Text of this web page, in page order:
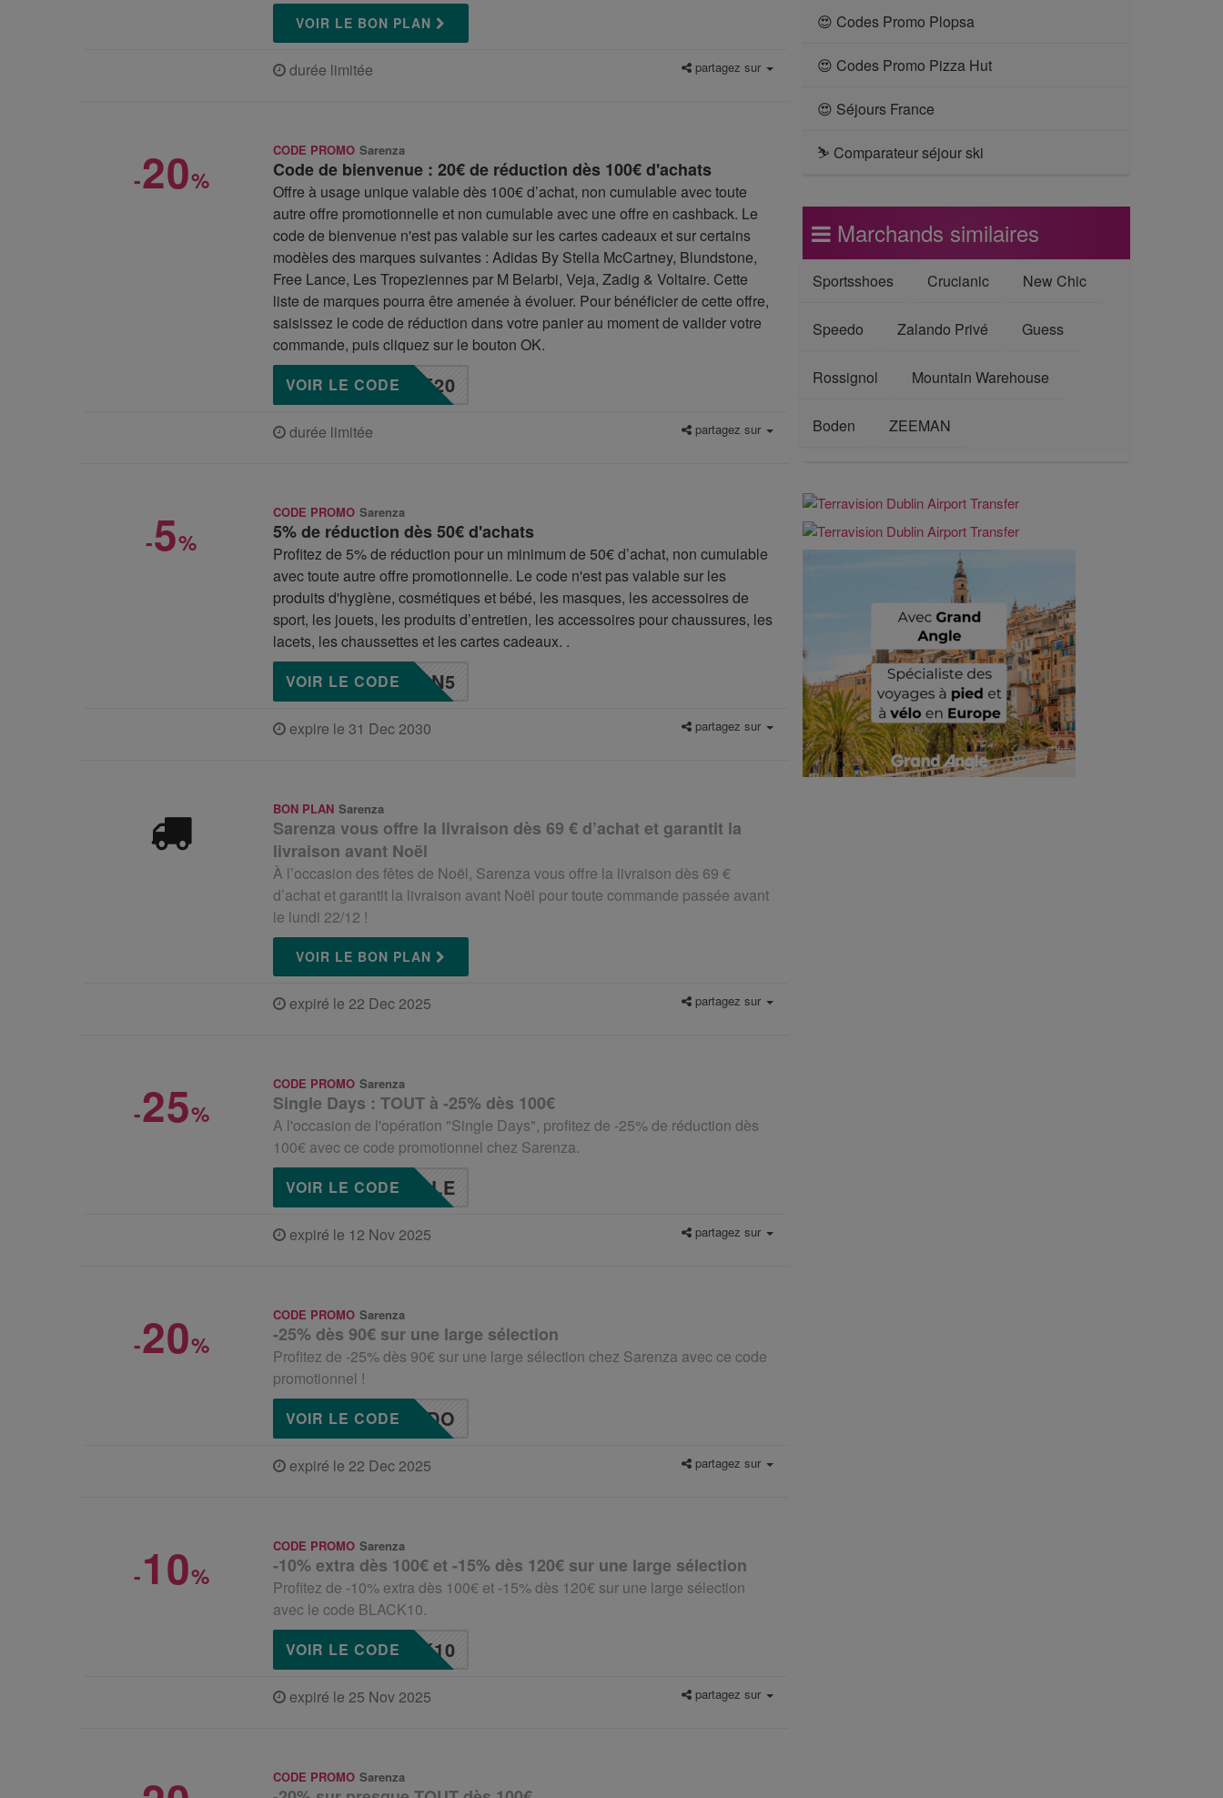
VOIR LE BON PLAN
durée limitée partagez sur
-20%
CODE PROMO Sarenza
Code de bienvenue : 20€ de réduction dès 100€ d'achats
Offre à usage unique valable dès 100€ d’achat, non cumulable avec toute
autre offre promotionnelle et non cumulable avec une offre en cashback. Le
code de bienvenue n'est pas valable sur les cartes cadeaux et sur certains
modèles des marques suivantes : Adidas By Stella McCartney, Blundstone,
Free Lance, Les Tropeziennes par M Belarbi, Veja, Zadig & Voltaire. Cette
liste de marques pourra être amenée à évoluer. Pour bénéficier de cette offre,
saisissez le code de réduction dans votre panier au moment de valider votre
commande, puis cliquez sur le bouton OK.
E20
VOIR LE CODE
durée limitée partagez sur
-5%
CODE PROMO Sarenza
5% de réduction dès 50€ d'achats
Profitez de 5% de réduction pour un minimum de 50€ d’achat, non cumulable
avec toute autre offre promotionnelle. Le code n'est pas valable sur les
produits d'hygiène, cosmétiques et bébé, les masques, les accessoires de
sport, les jouets, les produits d’entretien, les accessoires pour chaussures, les
lacets, les chaussettes et les cartes cadeaux. .
ON5
VOIR LE CODE
expire le 31 Dec 2030 partagez sur
BON PLAN Sarenza
Sarenza vous offre la livraison dès 69 € d’achat et garantit la
livraison avant Noël
À l’occasion des fêtes de Noël, Sarenza vous offre la livraison dès 69 €
d’achat et garantit la livraison avant Noël pour toute commande passée avant
le lundi 22/12 !
VOIR LE BON PLAN
expiré le 22 Dec 2025 partagez sur
-25%
CODE PROMO Sarenza
Single Days : TOUT à -25% dès 100€
A l'occasion de l'opération "Single Days", profitez de -25% de réduction dès
100€ avec ce code promotionnel chez Sarenza.
GLE
VOIR LE CODE
expiré le 12 Nov 2025 partagez sur
-20%
CODE PROMO Sarenza
-25% dès 90€ sur une large sélection
Profitez de -25% dès 90€ sur une large sélection chez Sarenza avec ce code
promotionnel !
ADO
VOIR LE CODE
expiré le 22 Dec 2025 partagez sur
-10%
CODE PROMO Sarenza
-10% extra dès 100€ et -15% dès 120€ sur une large sélection
Profitez de -10% extra dès 100€ et -15% dès 120€ sur une large sélection
avec le code BLACK10.
K10
VOIR LE CODE
expiré le 25 Nov 2025 partagez sur
CODE PROMO Sarenza
😍 Codes Promo Plopsa
😍 Codes Promo Pizza Hut
😍 Séjours France
⛷ Comparateur séjour ski
Marchands similaires
Sportsshoes Crucianic New Chic
Speedo Zalando Privé Guess
Rossignol Mountain Warehouse
Boden ZEEMAN